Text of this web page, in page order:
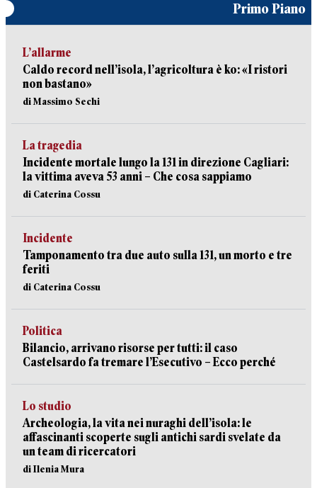
Primo Piano
L’allarme
Caldo record nell’isola, l’agricoltura è ko: «I ristori
non bastano»
di Massimo Sechi
La tragedia
Incidente mortale lungo la 131 in direzione Cagliari:
la vittima aveva 53 anni – Che cosa sappiamo
di Caterina Cossu
Incidente
Tamponamento tra due auto sulla 131, un morto e tre
feriti
di Caterina Cossu
Politica
Bilancio, arrivano risorse per tutti: il caso
Castelsardo fa tremare l’Esecutivo – Ecco perché
Lo studio
Archeologia, la vita nei nuraghi dell’isola: le
affascinanti scoperte sugli antichi sardi svelate da
un team di ricercatori
di Ilenia Mura